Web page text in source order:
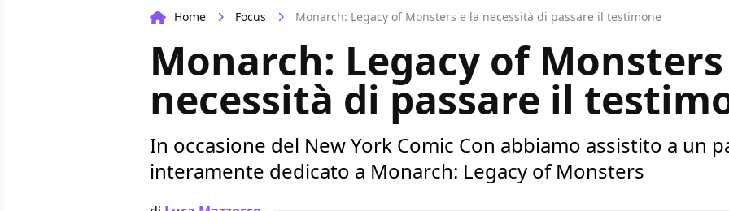
Home Focus Monarch: Legacy of Monsters e la necessità di passare il testimone
Monarch: Legacy of
necessità di passare il
In occasione del New York Comic Con abbiamo assistito a un
interamente dedicato a Monarch: Legacy of Monsters